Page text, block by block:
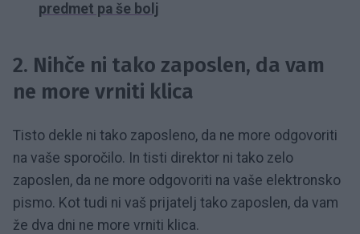
predmet pa še bolj
2. Nihče ni tako zaposlen, da vam
ne more vrniti klica
Tisto dekle ni tako zaposleno, da ne more odgovoriti
na vaše sporočilo. In tisti direktor ni tako zelo
zaposlen, da ne more odgovoriti na vaše elektronsko
pismo. Kot tudi ni vaš prijatelj tako zaposlen, da vam
že dva dni ne more vrniti klica.